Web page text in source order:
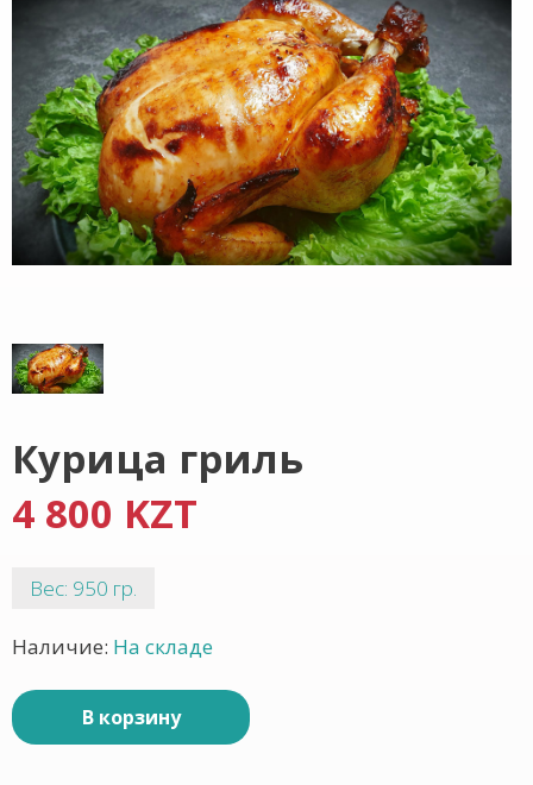
Курица гриль
4 800 KZT
Вес: 950 гр.
Наличие: На складе
В корзину